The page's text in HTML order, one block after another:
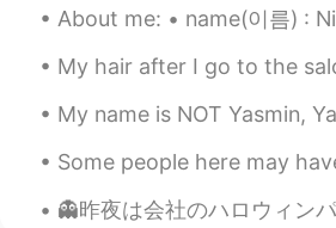
اشبه بحظيرة حيوانات
Hesham Mohamed
AR DE
بسوق يجتمع فيها كل من
فهناك يتم بيع البقر والغنم
أناس من القرى المجاورة
About me: • name(이름) : Niki🤗 • age(나이) : 19 • where are you
My hair after I go to the salon once a year VS my usual hair
My name is NOT Yasmin, Yana, Ally or whatever. . Don't freakin'
Some people here may have too high expectations of me 🙉 I may
👻昨夜は会社のハロウィンパーティーだった 👻 同僚は色々なコスチュームを着たから、最初は多くの人を認識しませんでした！でも、誰